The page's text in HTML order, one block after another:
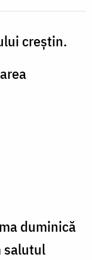
creştin.
duminică
salutul